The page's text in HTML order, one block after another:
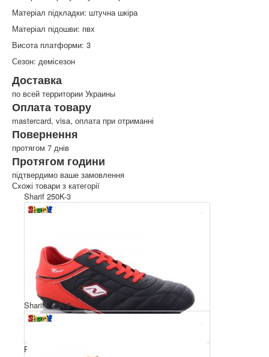
Матеріал підкладки: штучна шкіра
Матеріал підошви: пвх
Висота платформи: 3
Сезон: демісезон
Доставка
по всей территории Украины
Оплата товару
mastercard, visa, оплата при отриманні
Повернення
протягом 7 днів
Протягом години
підтвердимо ваше замовлення
Схожі товари з категорії
Sharif 250K-3
Розмірний ряд: 45-47
Sharif 250K-2